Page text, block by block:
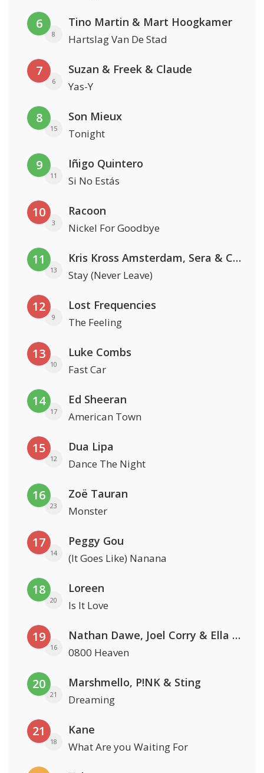
6
8
Tino Martin & Mart Hoogkamer
Hartslag Van De Stad
7
6
Suzan & Freek & Claude
Yas-Y
8
15
Son Mieux
Tonight
9
11
Iñigo Quintero
Si No Estás
10
3
Racoon
Nickel For Goodbye
11
13
Kris Kross Amsterdam, Sera & Conor Maynard
Stay (Never Leave)
12
9
Lost Frequencies
The Feeling
13
10
Luke Combs
Fast Car
14
17
Ed Sheeran
American Town
15
12
Dua Lipa
Dance The Night
16
23
Zoë Tauran
Monster
17
14
Peggy Gou
(It Goes Like) Nanana
18
20
Loreen
Is It Love
19
16
Nathan Dawe, Joel Corry & Ella Henderson
0800 Heaven
20
21
Marshmello, P!NK & Sting
Dreaming
21
18
Kane
What Are you Waiting For